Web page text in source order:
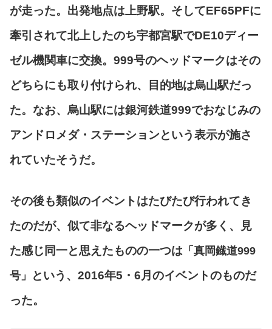
が走った。出発地点は上野駅。そしてEF65PFに
牽引されて北上したのち宇都宮駅でDE10ディー
ゼル機関車に交換。999号のヘッドマークはその
どちらにも取り付けられ、目的地は烏山駅だっ
た。なお、烏山駅には銀河鉄道999でおなじみの
アンドロメダ・ステーションという表示が施さ
れていたそうだ。
その後も類似のイベントはたびたび行われてき
たのだが、似て非なるヘッドマークが多く、見
た感じ同一と思えたものの一つは 「真岡鐡道999
号」
という、2016年5・6月のイベントのものだ
った。